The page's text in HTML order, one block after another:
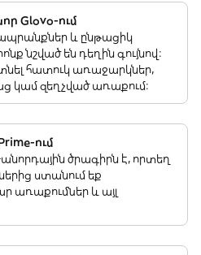
Glovo-ում
և ընթացիկ
նշված են դեղին գույնով:
հատուկ առաջարկներ,
կամ զեղչված առաքում:
ում
ծրագիրն է, որտեղ
ստանում եք
և այլ